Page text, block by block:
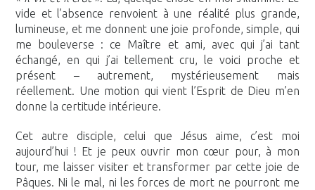
vide et l’absence renvoient à une réalité plus grande,
lumineuse, et me donnent une joie profonde, simple, qui
me bouleverse : ce Maître et ami, avec qui j’ai tant
échangé, en qui j’ai tellement cru, le voici proche et
présent – autrement, mystérieusement mais
réellement. Une motion qui vient l’Esprit de Dieu m’en
donne la certitude intérieure.
Cet autre disciple, celui que Jésus aime, c’est moi
aujourd’hui ! Et je peux ouvrir mon cœur pour, à mon
tour, me laisser visiter et transformer par cette joie de
Pâques. Ni le mal, ni les forces de mort ne pourront me